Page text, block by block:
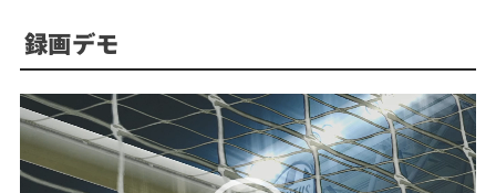
録画デモ
動
画
プ